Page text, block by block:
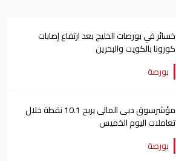
خسائر في بورصات الخليج بعد ارتفاع إصابات
كورونا بالكويت والبحرين
بورصة
مؤشرسوق دبى المالى يربح 10.1 نقطة خلال
تعاملات اليوم الخميس
بورصة